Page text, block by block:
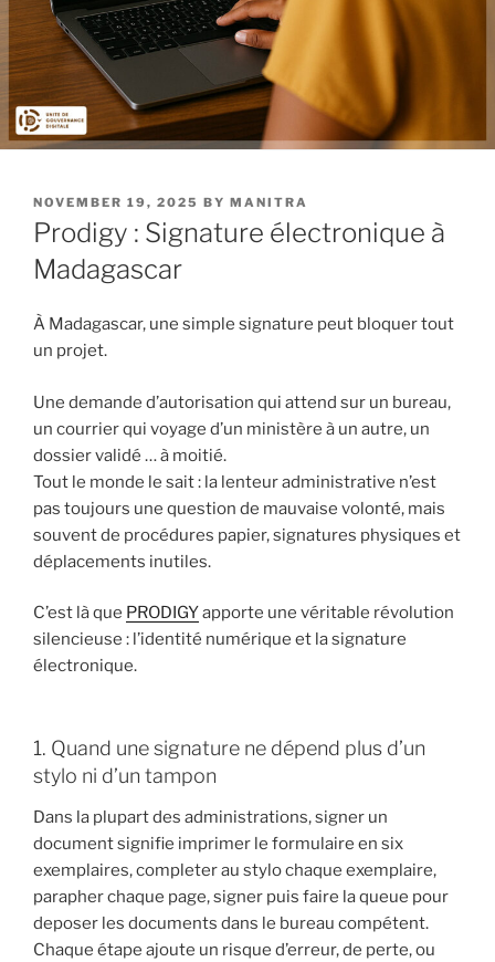
POSTED
ON
NOVEMBER 19, 2025 BY MANITRA
Prodigy : Signature électronique à
Madagascar
À Madagascar, une simple signature peut bloquer tout
un projet.
Une demande d’autorisation qui attend sur un bureau,
un courrier qui voyage d’un ministère à un autre, un
dossier validé … à moitié.
Tout le monde le sait : la lenteur administrative n’est
pas toujours une question de mauvaise volonté, mais
souvent de procédures papier, signatures physiques et
déplacements inutiles.
C’est là que PRODIGYapporte une véritable révolution
silencieuse : l’identité numérique et la signature
électronique.
1. Quand une signature ne dépend plus d’un
stylo ni d’un tampon
Dans la plupart des administrations, signer un
document signifie imprimer le formulaire en six
exemplaires, completer au stylo chaque exemplaire,
parapher chaque page, signer puis faire la queue pour
deposer les documents dans le bureau compétent.
Chaque étape ajoute un risque d’erreur, de perte, ou